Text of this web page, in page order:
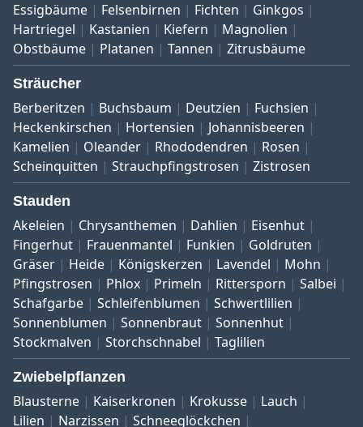
Essigbäume
Felsenbirnen Fichten
Ginkgos
Hartriegel
Kastanien Kiefern
Magnolien
Obstbäume
Platanen Tannen Zitrusbäume
Sträucher
Berberitzen Buchsbaum Deutzien
Fuchsien
Heckenkirschen
Hortensien
Johannisbeeren
Kamelien
Oleander Rhododendren
Rosen
Scheinquitten
Strauchpfingstrosen Zistrosen
Stauden
Akeleien Chrysanthemen Dahlien
Eisenhut
Fingerhut
Frauenmantel Funkien
Goldruten
Gräser
Heide Königskerzen Lavendel
Mohn
Pfingstrosen
Phlox Primeln Rittersporn
Salbei
Schafgarbe
Schleifenblumen
Schwertlilien
Sonnenblumen
Sonnenbraut
Sonnenhut
Stockmalven
Storchschnabel Taglilien
Zwiebelpflanzen
Blausterne Kaiserkronen Krokusse
Lauch
Lilien
Narzissen
Schneeglöckchen